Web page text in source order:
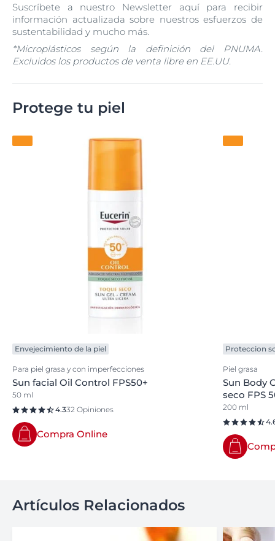
Suscríbete a nuestro Newsletter aquí para recibir
información actualizada sobre nuestros esfuerzos de
sustentabilidad y mucho más.
*Microplásticos según la definición del PNUMA.
Excluidos los productos de venta libre en EE.UU.
Protege tu piel
Envejecimiento de la piel
Para piel grasa y con imperfecciones
Sun facial Oil Control FPS50+
50 ml
4.332 Opiniones
Compra Online
Proteccion
Piel grasa
Sun Body
seco FPS
200 ml
Artículos Relacionados